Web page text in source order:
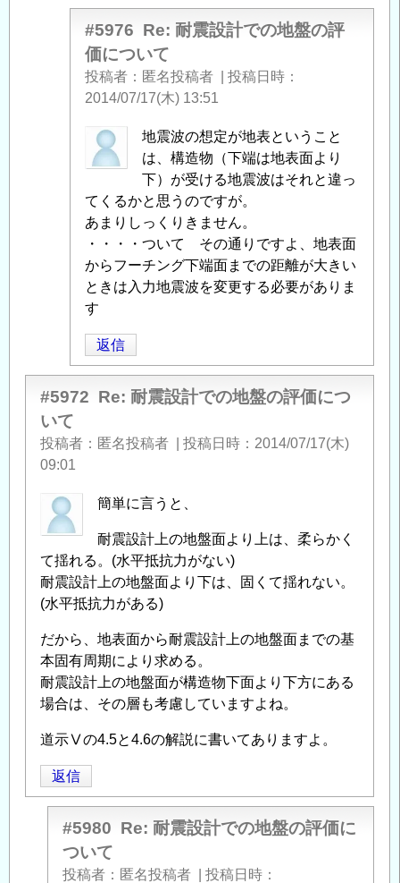
「Re:
」
の
返
信
#5976 Re: 耐震設計での地盤の評
価について
投稿者 匿名投稿者
投稿日時
2014/07/17(木) 13:51
匿
名
稿
者
に
よ
る
「
震
設
計
の
の
価
に
つ
い
」
へ
の
地震波の想定が地表ということ
は、構造物（下端は地表面より
下）が受ける地震波はそれと違っ
てくるかと思うのですが。
あまりしっくりきません。
・・・・ついて その通りですよ、地表面
からフーチング下端面までの距離が大きい
ときは入力地震波を変更する必要がありま
す
返信
#5972 Re: 耐震設計での地盤の評価につ
いて
投稿者 匿名投稿者 投稿日時
2014/07/17(木)
09:01
簡単に言うと、
耐震設計上の地盤面より上は、柔らかく
て揺れる。(水平抵抗力がない)
耐震設計上の地盤面より下は、固くて揺れない。
(水平抵抗力がある)
だから、地表面から耐震設計上の地盤面までの基
本固有周期により求める。
耐震設計上の地盤面が構造物下面より下方にある
場合は、その層も考慮していますよね。
道示Ⅴの4.5と4.6の解説に書いてありますよ。
返信
#5980 Re: 耐震設計での地盤の評価に
ついて
投稿者 匿名投稿者
投稿日時